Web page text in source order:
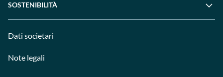
SOSTENIBILITÀ
Dati societari
Note legali